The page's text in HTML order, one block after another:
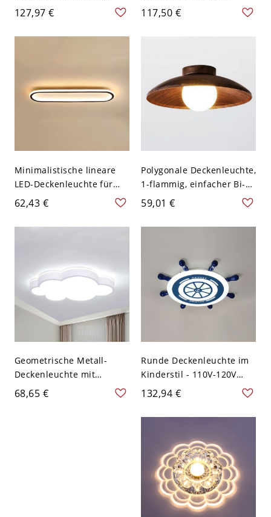
Metallrohr-Design - 110V-
120V Design 1
127,97 €
rostfarbenem Metallfinish
und Acrylschirm - 110V-
117,50 €
Minimalistische lineare
LED-Deckenleuchte für
Wohnzimmer und
Schlafzimmer - Schwarz
110V-120V 59,69 cm
62,43 €
Polygonale Deckenleuchte,
1-flammig, einfacher Bi-
Pin-Legierung mit Glas-
Schirm, 110V-120V,
Walnuss
59,01 €
Geometrische Metall-
Deckenleuchte mit
weißem Acrylschirm -
Weiß 110V-120V 48,26 cm
68,65 €
Runde Deckenleuchte im
Kinderstil - 110V-120V
Weißlicht dunkel blau-
weiß
132,94 €